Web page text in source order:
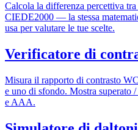
Calcola la differenza percettiva
CIEDE2000 — la stessa
usa per valutare le tue scelte.
Verificatore di
Misura il rapporto di contrasto
e uno di sfondo. Mostra superato
e AAA.